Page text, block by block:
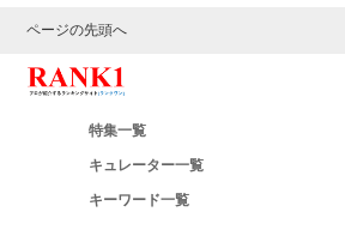
ページの先頭へ
特集一覧
キュレーター一覧
キーワード一覧